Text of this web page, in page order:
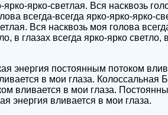
ярко-светлая. Вся насквозь
всегда-всегда ярко-ярко-ярко-
Вся насквозь моя голова
в глазах всегда ярко-ярко светло,
энергия постоянным потоком
в мои глаза. Колоссальная
вливается в мои глаза.
энергия вливается в мои глаза.